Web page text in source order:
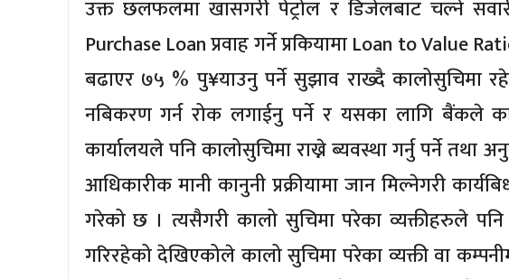
उक्त छलफलमा खासगरी पेट्रोल र डिजेलबाट चल्ने
Purchase Loan प्रवाह गर्ने प्रकियामा Loan to Value
बढाएर ७५ % पु¥याउनु पर्ने सुझाव राख्दै कालोसुचिमा
नबिकरण गर्न रोक लगाईनु पर्ने र यसका लागि बैंकले
कार्यालयले पनि कालोसुचिमा राख्ने ब्यवस्था गर्नु पर्ने तथा
आधिकारीक मानी कानुनी प्रक्रीयामा जान मिल्नेगरी
गरेको छ । त्यसैगरी कालो सुचिमा परेका व्यक्तीहरुले
गरिरहेको देखिएकोले कालो सुचिमा परेका व्यक्ती वा